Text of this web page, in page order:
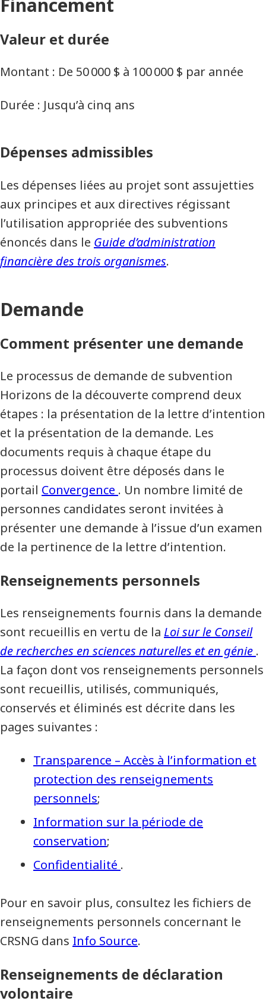
Financement
Valeur et durée
Montant : De 50 000 $ à 100 000 $ par année
Durée : Jusqu’à cinq ans
Dépenses admissibles
Les dépenses liées au projet sont assujetties
aux principes et aux directives régissant
l’utilisation appropriée des subventions
énoncés dans le Guide d’administration
financière des trois organismes.
Demande
Comment présenter une demande
Le processus de demande de subvention
Horizons de la découverte comprend deux
étapes : la présentation de la lettre d’intention
et la présentation de la demande. Les
documents requis à chaque étape du
processus doivent être déposés dans le
portail Convergence . Un nombre limité de
personnes candidates seront invitées à
présenter une demande à l’issue d’un examen
de la pertinence de la lettre d’intention.
Renseignements personnels
Les renseignements fournis dans la demande
sont recueillis en vertu de la Loi sur le Conseil
de recherches en sciences naturelles et en génie .
La façon dont vos renseignements personnels
sont recueillis, utilisés, communiqués,
conservés et éliminés est décrite dans les
pages suivantes :
Transparence – Accès à l’information et
protection des renseignements
personnels;
Information sur la période de
conservation;
Confidentialité .
Pour en savoir plus, consultez les fichiers de
renseignements personnels concernant le
CRSNG dans Info Source.
Renseignements de déclaration
volontaire